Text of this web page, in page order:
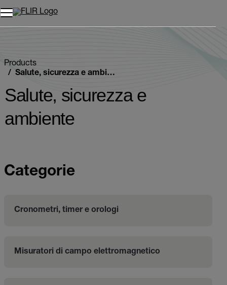
Unread messages
Modello
Rimuovi
articolo
Aggiungi al carrello
Aggiunto al carrello
Products
Salute, sicurezza e ambiente
Salute, sicurezza e
ambiente
Categorie
Cronometri, timer e orologi
Misuratori di campo elettromagnetico